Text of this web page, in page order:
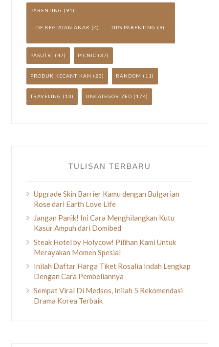
PARENTING (91)
IDE KEGIATAN ANAK (4) TIPS PARENTING (9)
PASUTRI (47) PICNIC (37)
PRODUK KECANTIKAN (23) RANDOM (11)
TRAVELING (13) UNCATEGORIZED (174)
TULISAN TERBARU
Upgrade Skin Barrier Kamu dengan Bulgarian
Rose dari Earth Love Life
Jangan Panik! Ini Cara Menghilangkan Kutu
Kasur Ampuh dari Domibed
Steak Hotel by Holycow! Pilihan Kami Untuk
Merayakan Momen Spesial
Inilah Daftar Harga Tiket Rosalia Indah Lengkap
Dengan Cara Pembeliannya
Sempat Viral Di Medsos, Inilah 5 Rekomendasi
Drama Korea Terbaik